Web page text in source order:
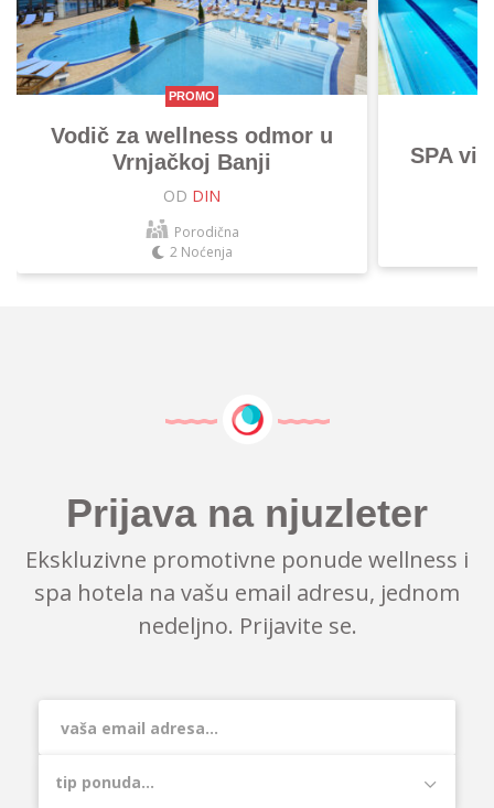
PROMO
Vodič za wellness odmor u
Vrnjačkoj Banji
OD DIN
Porodična
2 Noćenja
SPA
Prijava na njuzleter
Ekskluzivne promotivne ponude wellness i
spa hotela na vašu email adresu, jednom
nedeljno. Prijavite se.